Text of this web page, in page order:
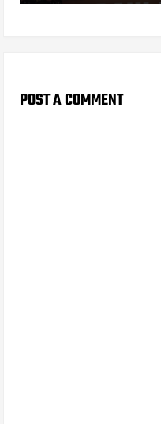
POST A COMMENT